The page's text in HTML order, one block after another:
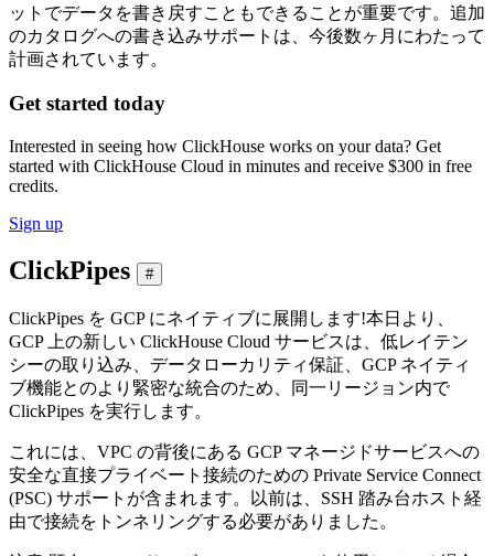
ットでデータを書き戻すこともできることが重要です。追加
のカタログへの書き込みサポートは、今後数ヶ月にわたって
計画されています。
Get started today
Interested in seeing how ClickHouse works on your data? Get
started with ClickHouse Cloud in minutes and receive $300 in free
credits.
Sign up
ClickPipes #
ClickPipes を GCP にネイティブに展開します!本日より、
GCP 上の新しい ClickHouse Cloud サービスは、低レイテン
シーの取り込み、データローカリティ保証、GCP ネイティ
ブ機能とのより緊密な統合のため、同一リージョン内で
ClickPipes を実行します。
これには、VPC の背後にある GCP マネージドサービスへの
安全な直接プライベート接続のための Private Service Connect
(PSC) サポートが含まれます。以前は、SSH 踏み台ホスト経
由で接続をトンネリングする必要がありました。